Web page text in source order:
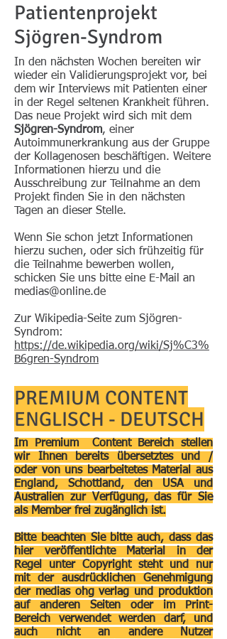
Patientenprojekt
Sjögren-Syndrom
In den nächsten Wochen bereiten wir
wieder ein Validierungsprojekt vor, bei
dem wir Interviews mit Patienten einer
in der Regel seltenen Krankheit führen.
Das neue Projekt wird sich mit dem
Sjögren-Syndrom, einer
Autoimmunerkrankung aus der Gruppe
der Kollagenosen beschäftigen. Weitere
Informationen hierzu und die
Ausschreibung zur Teilnahme an dem
Projekt finden Sie in den nächsten
Tagen an dieser Stelle.
Wenn Sie schon jetzt Informationen
hierzu suchen, oder sich frühzeitig für
die Teilnahme bewerben wollen,
schicken Sie uns bitte eine E-Mail an
medias@online.de
Zur Wikipedia-Seite zum Sjögren-
Syndrom:
https://de.wikipedia.org/wiki/Sj%C3%
B6gren-Syndrom
PREMIUM CONTENT
ENGLISCH - DEUTSCH
Im Premium Content Bereich stellen
wir Ihnen bereits übersetztes und /
oder von uns bearbeitetes Material aus
England, Schottland, den USA und
Australien zur Verfügung, das für Sie
als Member frei zugänglich ist.
Bitte beachten Sie bitte auch, dass das
hier veröffentlichte Material in der
Regel unter Copyright steht und nur
mit der ausdrücklichen Genehmigung
der medias ohg verlag und produktion
auf anderen Seiten oder im Print-
Bereich verwendet werden darf, und
auch nicht an andere Nutzer